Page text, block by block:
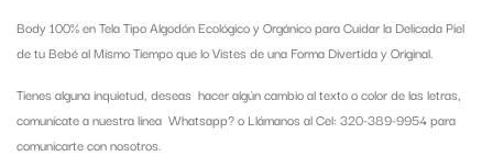
Body 100% en Tela Tipo Algodón Ecológico y Orgánico para Cuidar la Delicada Piel
de tu Bebé al Mismo Tiempo que lo Vistes de una Forma Divertida y Original.
Tienes alguna inquietud, deseas hacer algún cambio al texto o color de las letras,
comunícate a nuestra linea Whatsapp?o Llámanos al Cel: 320-389-9954 para
comunicarte con nosotros.